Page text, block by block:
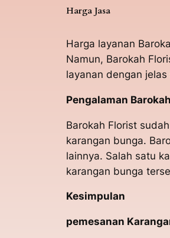
Harga Jasa
Harga layanan
Namun, Barokah
layanan dengan
Pengalaman
Barokah Florist
karangan bunga.
lainnya. Salah satu
karangan bunga
pemesanan